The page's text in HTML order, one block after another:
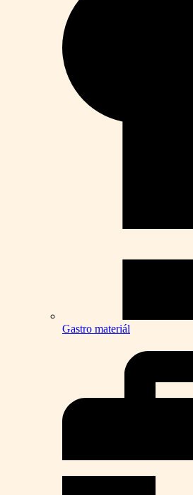
Gastro materiál